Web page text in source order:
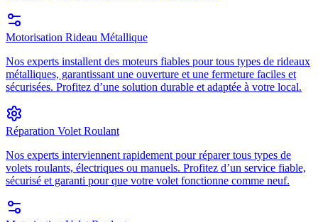
Motorisation Rideau Métallique
Nos experts installent des moteurs fiables pour tous types de rideaux
métalliques, garantissant une ouverture et une fermeture faciles et
sécurisées. Profitez d’une solution durable et adaptée à votre local.
Réparation Volet Roulant
Nos experts interviennent rapidement pour réparer tous types de
volets roulants, électriques ou manuels. Profitez d’un service fiable,
sécurisé et garanti pour que votre volet fonctionne comme neuf.